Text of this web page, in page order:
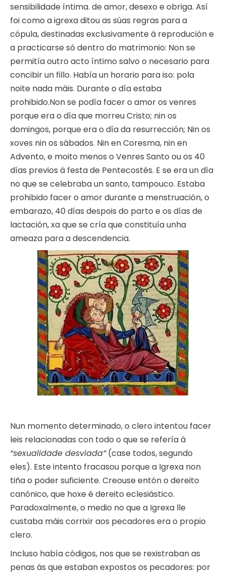
sensibilidade íntima. de amor, desexo e obriga. Así
foi como a igrexa ditou as súas regras para a
cópula, destinadas exclusivamente á reprodución e
a practicarse só dentro do matrimonio: Non se
permitía outro acto íntimo salvo o necesario para
concibir un fillo. Había un horario para iso: pola
noite nada máis. Durante o día estaba
prohibido.Non se podía facer o amor os venres
porque era o día que morreu Cristo; nin os
domingos, porque era o día da resurrección; Nin os
xoves nin os sábados. Nin en Coresma, nin en
Advento, e moito menos o Venres Santo ou os 40
días previos á festa de Pentecostés. E se era un día
no que se celebraba un santo, tampouco. Estaba
prohibido facer o amor durante a menstruación, o
embarazo, 40 días despois do parto e os días de
lactación, xa que se cría que constituía unha
ameaza para a descendencia.
Nun momento determinado, o clero intentou facer
leis relacionadas con todo o que se refería á
“sexualidade desviada”(case todos, segundo
eles). Este intento fracasou porque a Igrexa non
tiña o poder suficiente. Creouse entón o dereito
canónico, que hoxe é dereito eclesiástico.
Paradoxalmente, o medio no que a Igrexa lle
custaba máis corrixir aos pecadores era o propio
clero.
Incluso había códigos, nos que se rexistraban as
penas ás que estaban expostos os pecadores: por